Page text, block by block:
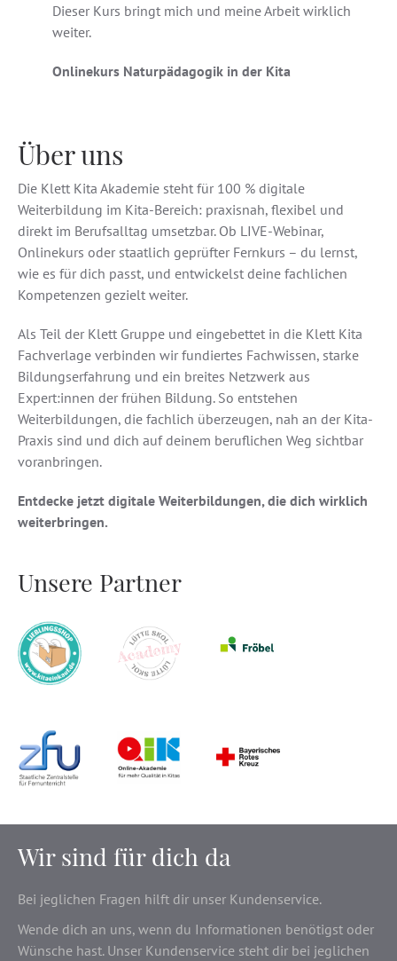
Dieser Kurs bringt mich und meine Arbeit wirklich
weiter.
Onlinekurs Naturpädagogik in der Kita
Über uns
Die Klett Kita Akademie steht für 100 % digitale
Weiterbildung im Kita-Bereich: praxisnah, flexibel und
direkt im Berufsalltag umsetzbar. Ob LIVE-Webinar,
Onlinekurs oder staatlich geprüfter Fernkurs – du lernst,
wie es für dich passt, und entwickelst deine fachlichen
Kompetenzen gezielt weiter.
Als Teil der Klett Gruppe und eingebettet in die Klett Kita
Fachverlage verbinden wir fundiertes Fachwissen, starke
Bildungserfahrung und ein breites Netzwerk aus
Expert:innen der frühen Bildung. So entstehen
Weiterbildungen, die fachlich überzeugen, nah an der Kita-
Praxis sind und dich auf deinem beruflichen Weg sichtbar
voranbringen.
Entdecke jetzt digitale Weiterbildungen, die dich wirklich
weiterbringen.
Unsere Partner
Wir sind für dich da
Bei jeglichen Fragen hilft dir unser Kundenservice.
Wende dich an uns, wenn du Informationen benötigst oder
Wünsche hast. Unser Kundenservice steht dir bei jeglichen